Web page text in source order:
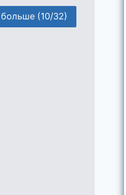
больше (10/32)